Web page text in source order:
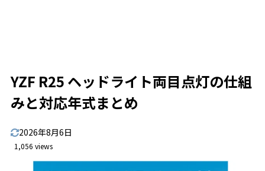
YZF R25 ヘッドライト両目点灯の仕組
みと対応年式まとめ
2026年8月6日
1,056 views